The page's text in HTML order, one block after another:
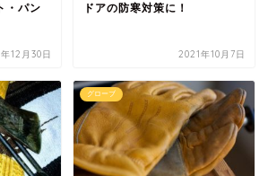
・パン
12月30日
ドアの防寒対策に！
2021年10月7日
グローブ